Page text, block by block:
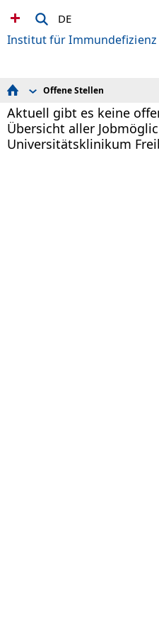
DE
Institut für Immundefizienz
Immunologische Diagnostik
Forschung & Studien
Core Facilities
Offene Stellen
Offene Stellen
Aktuell gibt es keine
Übersicht aller
Universitätsklinikum